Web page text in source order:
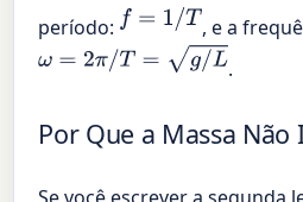
período: f= 1/ T
, e a
ω =2π/T=g/ L .
Por Que a Massa